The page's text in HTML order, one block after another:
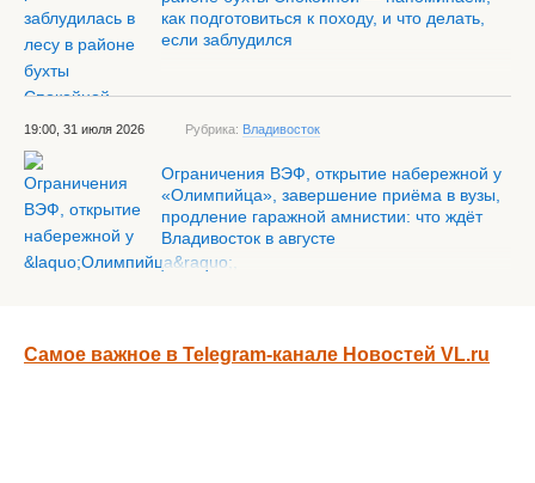
как подготовиться к походу, и что делать,
если заблудился
19:00, 31 июля 2026 Рубрика: Владивосток
Ограничения ВЭФ, открытие набережной у
«Олимпийца», завершение приёма в вузы,
продление гаражной амнистии: что ждёт
Владивосток в августе
Самое важное в Telegram-канале Новостей VL.ru